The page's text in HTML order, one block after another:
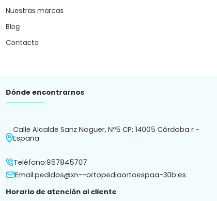
Nuestras marcas
Blog
Contacto
Dónde encontrarnos
Calle Alcalde Sanz Noguer, Nº5 CP: 14005 Córdoba r -
España
Teléfono:957845707
Email:pedidos@xn--ortopediaortoespaa-30b.es
Horario de atención al cliente